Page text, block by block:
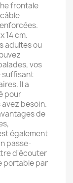
frontale
14 cm.
adultes ou
vos
suffisant
Il a
pour
besoin.
de
également
passe-
d'écouter
portable par